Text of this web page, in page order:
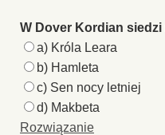
W Dover Kordian
a) Króla Leara
b) Hamleta
c) Sen nocy letniej
d) Makbeta
Rozwiązanie